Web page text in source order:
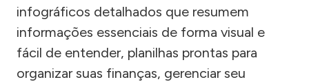
infográficos detalhados que resumem
informações essenciais de forma visual e
fácil de entender, planilhas prontas para
organizar suas finanças, gerenciar seu